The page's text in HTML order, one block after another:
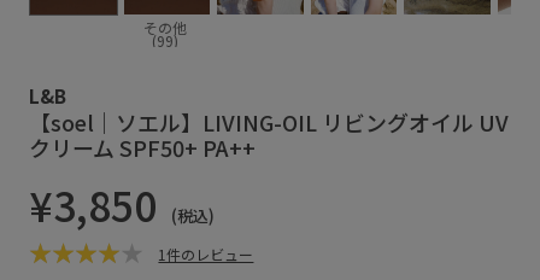
その他
(99)
L&B
【soel｜ソエル】LIVING-OIL リビングオイル UV
クリーム SPF50+ PA++
¥3,850 (税込)
1件のレビュー